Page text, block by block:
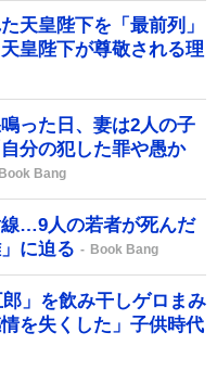
天皇陛下を「最前列」
皇陛下が尊敬される理
った日、妻は2人の子
分の犯した罪や愚か
Book Bang
…9人の若者が死んだ
に迫る
Book Bang
」を飲み干しゲロまみ
を失くした」子供時代